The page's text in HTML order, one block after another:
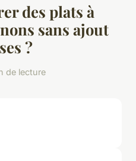
des plats à
sans ajout
?
de lecture